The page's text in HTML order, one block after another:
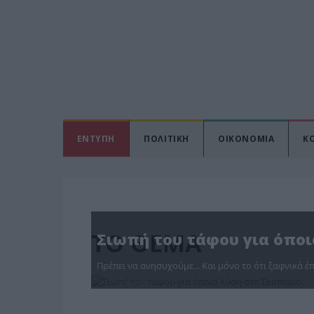
ΕΝΤΥΠΗ ΠΟΛΙΤΙΚΗ ΟΙΚΟΝΟΜΙΑ
ΤΟ ΘΕΜΑ
Σιωπή του τάφου για
Πρέπει να ανησυχούμε... Και μόνο το ότι ξαφνικά